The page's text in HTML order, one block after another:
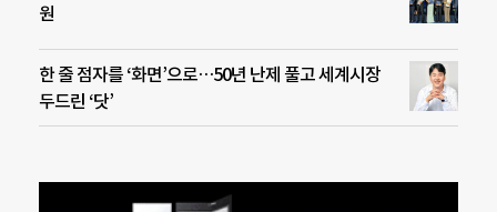
원
한 줄 점자를 ‘화면’으로…50년 난제 풀고 세계시장
두드린 ‘닷’